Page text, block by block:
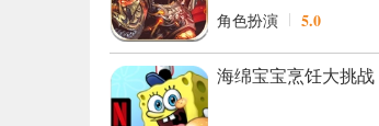
角色扮演 5.0
海绵宝宝烹饪大挑战